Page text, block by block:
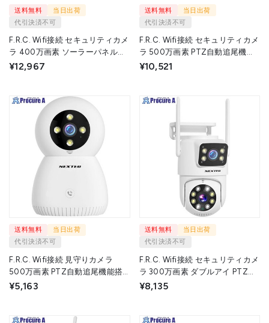
送料無料
当日出荷
代引決済不可
F.R.C. Wifi接続 セキュリティカメ
ラ 400万画素 ソーラーパネル付
¥12,967
送料無料
当日出荷
代引決済不可
F.R.C. Wifi接続 セキュリティカメ
ラ 500万画素 PTZ自動追尾機能
搭載 NX-A54R(T) 1台 ▼718-
¥10,521
送料無料
当日出荷
代引決済不可
F.R.C. Wifi接続 見守りカメラ
500万画素 PTZ自動追尾機能搭
¥5,163
送料無料
当日出荷
代引決済不可
F.R.C. Wifi接続 セキュリティカメ
ラ 300万画素 ダブルアイ PTZ機
能搭載 NX-A32R(T) 1台 ▼718-
¥8,135